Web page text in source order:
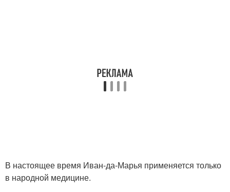
В настоящее время Иван-да-Марья применяется только
в народной медицине.